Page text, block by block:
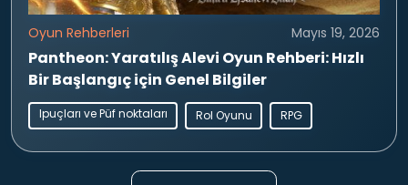
Oyun Rehberleri Mayıs 19, 2026
Pantheon: Yaratılış Alevi Oyun Rehberi: Hızlı
Bir Başlangıç için Genel Bilgiler
Ipuçları ve Püf noktaları Rol Oyunu RPG